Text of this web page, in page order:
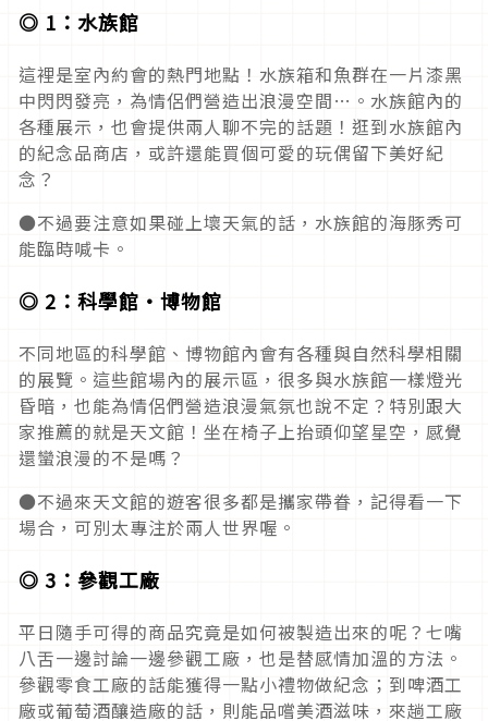
◎ 1：水族館
這裡是室內約會的熱門地點！水族箱和魚群在一片漆黑
中閃閃發亮，為情侶們營造出浪漫空間…。水族館內的
各種展示，也會提供兩人聊不完的話題！逛到水族館內
的紀念品商店，或許還能買個可愛的玩偶留下美好紀
念？
●不過要注意如果碰上壞天氣的話，水族館的海豚秀可
能臨時喊卡。
◎ 2：科學館・博物館
不同地區的科學館、博物館內會有各種與自然科學相關
的展覽。這些館場內的展示區，很多與水族館一樣燈光
昏暗，也能為情侶們營造浪漫氣氛也說不定？特別跟大
家推薦的就是天文館！坐在椅子上抬頭仰望星空，感覺
還蠻浪漫的不是嗎？
●不過來天文館的遊客很多都是攜家帶眷，記得看一下
場合，可別太專注於兩人世界喔。
◎ 3：參觀工廠
平日隨手可得的商品究竟是如何被製造出來的呢？七嘴
八舌一邊討論一邊參觀工廠，也是替感情加溫的方法。
參觀零食工廠的話能獲得一點小禮物做紀念；到啤酒工
廠或葡萄酒釀造廠的話，則能品嚐美酒滋味，來趟工廠